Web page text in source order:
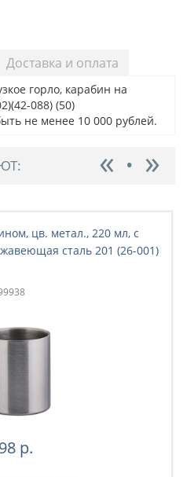
Доставка и оплата
горло, карабин на
088) (50)
не менее 10 000 рублей.
цв. метал., 220 мл, с
сталь 201 (26-001)
р.